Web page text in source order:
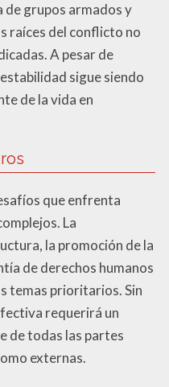
de grupos armados y
raíces del conflicto no
A pesar de
sigue siendo
de la vida en
que enfrenta
La
la promoción de la
de derechos humanos
temas prioritarios. Sin
requerirá un
de todas las partes
externas.